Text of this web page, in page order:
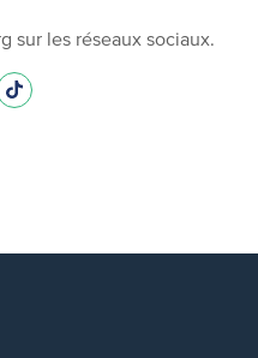
sur les réseaux sociaux.